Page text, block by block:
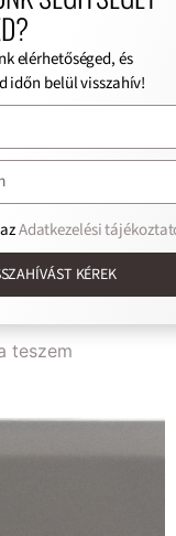
teszem
Amber Grey Matt
teszem
elérhetőséged, és
időn belül visszahív!
Adatkezelési
KÉREK